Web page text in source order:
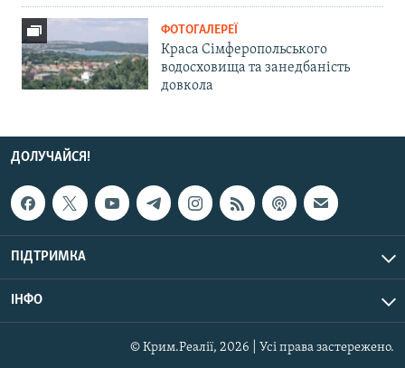
ФОТОГАЛЕРЕЇ
Краса Сімферопольського
водосховища та занедбаність
довкола
ДОЛУЧАЙСЯ!
ПІДТРИМКА
ІНФО
© Крим.Реалії, 2026 | Усі права застережено.